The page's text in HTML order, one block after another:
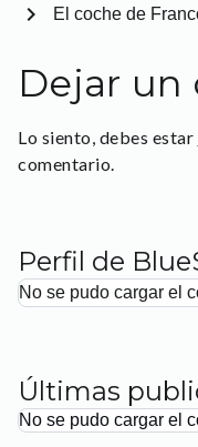
El coche de
chevron_right
Dejar
Lo siento, debes estar
comentario.
Perfil de
No se pudo cargar el
Últimas
No se pudo cargar el